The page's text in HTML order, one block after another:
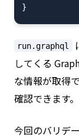
run.graphql
してくる
な情報が取得
確認できます。
今回のバリデ